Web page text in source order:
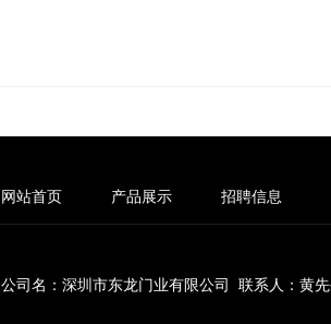
网站首页 产品展示 招聘信息
公司名：深圳市东龙门业有限公司 联系人：黄